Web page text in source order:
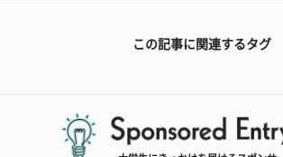
この記事に関連するタグ